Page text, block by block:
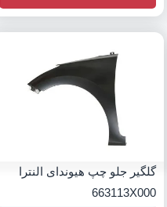
گلگیر جلو چپ هیوندای النترا
663113X000